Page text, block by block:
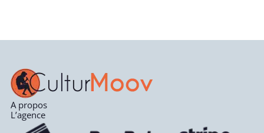
A propos
L’agence